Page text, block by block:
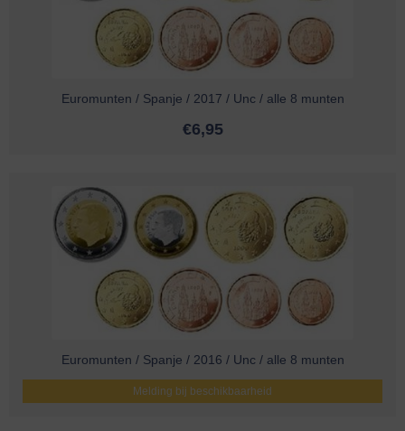
Euromunten / Spanje / 2017 / Unc / alle 8 munten
€6,95
Euromunten / Spanje / 2016 / Unc / alle 8 munten
Melding bij beschikbaarheid